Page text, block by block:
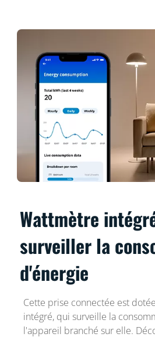
Wattmètre
surveiller la
d'énergie
Cette prise connectée est
intégré, qui surveille la
l'appareil branché sur elle.